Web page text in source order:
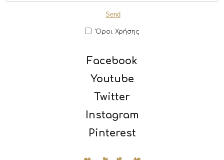
Όροι Χρήσης
Facebook
Youtube
Twitter
Instagram
Pinterest